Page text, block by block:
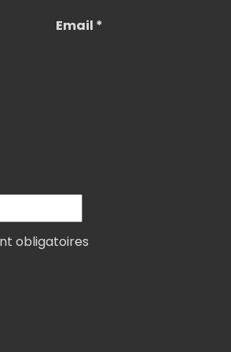
Email *
obligatoires